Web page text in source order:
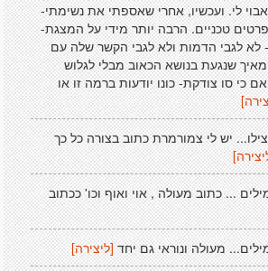
לי. ועכשיו, אחרי שאספתי את נשימתי-
פרטים טכניים. הרבה יותר מידי על המצגת-
לא לגבי הדמות ולא לגבי הקשר שלה עם
שנגעת בנושא הכאוב מבלי לגלוש
כי סו צודקת- כונו יודעות ברמה זו או
יש לי צמורמרת כתוב בצורה כל כך
... כתוב מעולה , אוי ואוף וכו' ככתוב
מעולה ונוראי גם יחד[ליצירה]